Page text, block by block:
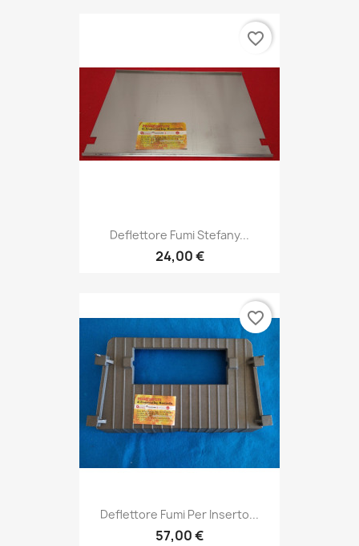
Deflettore Fumi Stefany...
24,00 €
favorite_border
Deflettore Fumi Per Inserto...
57,00 €
favorite_border